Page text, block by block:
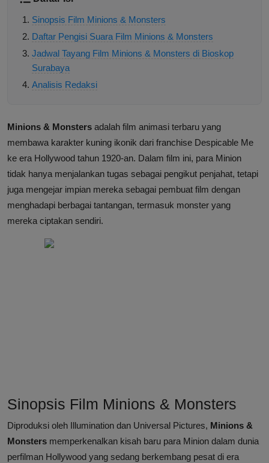
Sinopsis Film Minions & Monsters
Daftar Pengisi Suara Film Minions & Monsters
Jadwal Tayang Film Minions & Monsters di Bioskop
Surabaya
Analisis Redaksi
Minions & Monsters adalah film animasi terbaru yang
membawa karakter kuning ikonik dari franchise Despicable Me
ke era Hollywood tahun 1920-an. Dalam film ini, para Minion
tidak hanya menjalankan tugas sebagai pengikut penjahat, tetapi
juga mengejar impian mereka sebagai pembuat film dengan
menghadapi berbagai tantangan, termasuk monster yang
mereka ciptakan sendiri.
Sinopsis Film Minions & Monsters
Diproduksi oleh Illumination dan Universal Pictures, Minions &
Monsters memperkenalkan kisah baru para Minion dalam dunia
perfilman Hollywood yang sedang berkembang pesat di era